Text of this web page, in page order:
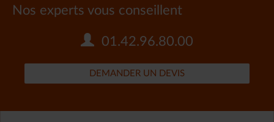
Nos experts vous conseillent
01.42.96.80.00
DEMANDER UN DEVIS